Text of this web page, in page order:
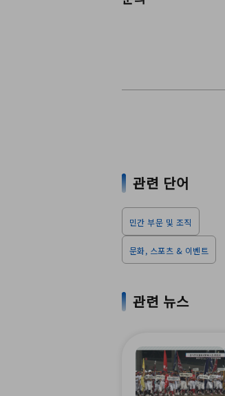
관련 단어
민간 부문 및 조직
문화, 스포츠 & 이벤트
관련 뉴스